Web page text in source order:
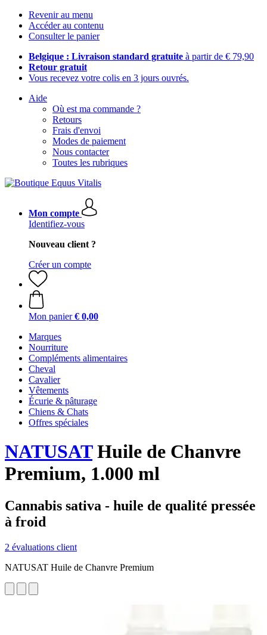
Revenir au menu
Accéder au contenu
Consulter le panier
Belgique : Livraison standard gratuite à partir de € 79,90
Retour gratuit
Vous recevez votre colis en 3 jours ouvrés.
Aide
Où est ma commande ?
Retours
Frais d'envoi
Modes de paiement
Nous contacter
Toutes les rubriques
Mon compte
Identifiez-vous
Nouveau client ?
Créer un compte
Mon panier € 0,00
Marques
Nourriture
Compléments alimentaires
Cheval
Cavalier
Vêtements
Écurie & pâturage
Chiens & Chats
Offres spéciales
NATUSATHuile de Chanvre
Premium, 1.000 ml
Cannabis sativa - huile de qualité pressée
à froid
2 évaluations client
NATUSAT Huile de Chanvre Premium